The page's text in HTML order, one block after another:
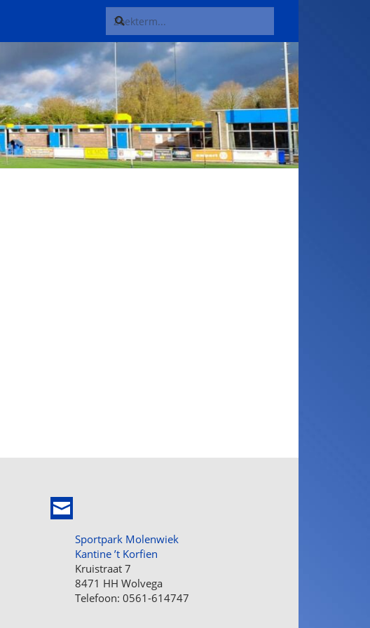
Sportpark Molenwiek
Kantine ’t Korfien
Kruistraat 7
8471 HH Wolvega
Telefoon: 0561-614747